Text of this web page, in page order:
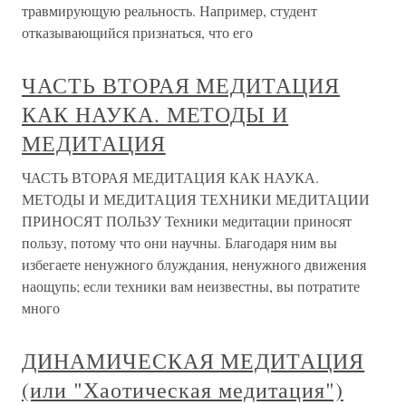
травмирующую реальность. Например, студент
отказывающийся признаться, что его
ЧАСТЬ ВТОРАЯ МЕДИТАЦИЯ
КАК НАУКА. МЕТОДЫ И
МЕДИТАЦИЯ
ЧАСТЬ ВТОРАЯ МЕДИТАЦИЯ КАК НАУКА.
МЕТОДЫ И МЕДИТАЦИЯ ТЕХНИКИ МЕДИТАЦИИ
ПРИНОСЯТ ПОЛЬЗУ Техники медитации приносят
пользу, потому что они научны. Благодаря ним вы
избегаете ненужного блуждания, ненужного движения
наощупь; если техники вам неизвестны, вы потратите
много
ДИНАМИЧЕСКАЯ МЕДИТАЦИЯ
(или "Хаотическая медитация")